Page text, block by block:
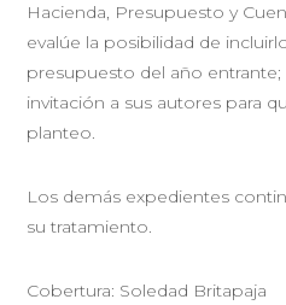
Hacienda, Presupuesto y
evalúe la posibilidad de
presupuesto del año entrante;
invitación a sus autores para
planteo.
Los demás expedientes
su tratamiento.
Cobertura: Soledad Britapaja